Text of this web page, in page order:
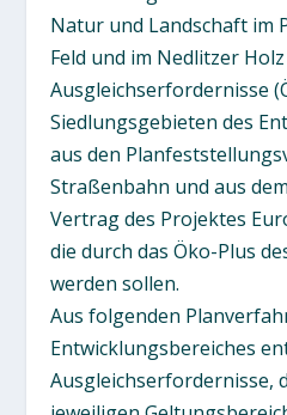
Natur und Landschaft im
Feld und im Nedlitzer
Ausgleichserfordernisse
Siedlungsgebieten des
aus den
Straßenbahn und aus
Vertrag des Projektes
die durch das Öko-Plus
werden sollen.
Aus folgenden
Entwicklungsbereiches
Ausgleichserfordernisse,